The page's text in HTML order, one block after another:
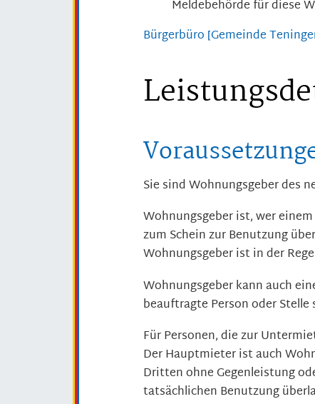
Meldebehörde für diese
Bürgerbüro [Gemeinde
Sie sind Wohnungsgeber des
Wohnungsgeber ist, wer
zum Schein zur Benutzung
Wohnungsgeber ist in der
Wohnungsgeber kann auch
beauftragte Person oder
Für Personen, die zur
Der Hauptmieter ist auch
Dritten ohne Gegenleistung
tatsächlichen Benutzung